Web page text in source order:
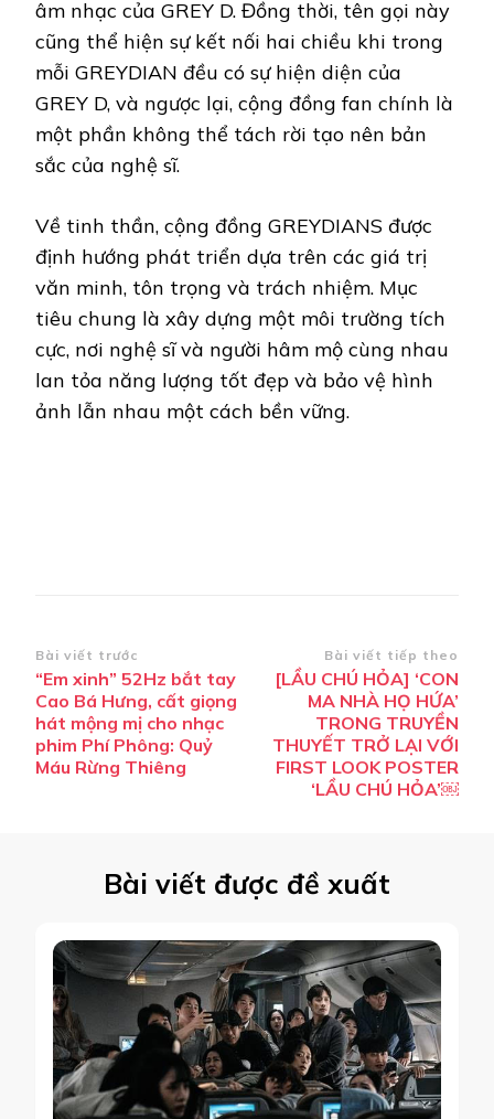
âm nhạc của GREY D. Đồng thời, tên gọi này
cũng thể hiện sự kết nối hai chiều khi trong
mỗi GREYDIAN đều có sự hiện diện của
GREY D, và ngược lại, cộng đồng fan chính là
một phần không thể tách rời tạo nên bản
sắc của nghệ sĩ.
Về tinh thần, cộng đồng GREYDIANS được
định hướng phát triển dựa trên các giá trị
văn minh, tôn trọng và trách nhiệm. Mục
tiêu chung là xây dựng một môi trường tích
cực, nơi nghệ sĩ và người hâm mộ cùng nhau
lan tỏa năng lượng tốt đẹp và bảo vệ hình
ảnh lẫn nhau một cách bền vững.
Điều
hướng
bài
viết
Bài viết trước
“Em xinh” 52Hz bắt tay
Cao Bá Hưng, cất giọng
hát mộng mị cho nhạc
phim Phí Phông: Quỷ
Máu Rừng Thiêng
Bài viết tiếp theo
[LẦU CHÚ HỎA] ‘CON
MA NHÀ HỌ HỨA’
TRONG TRUYỀN
THUYẾT TRỞ LẠI VỚI
FIRST LOOK POSTER
‘LẦU CHÚ HỎA’￼
Bài viết được đề xuất